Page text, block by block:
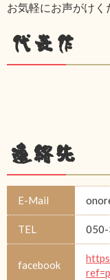
お気軽にお声がけく
代表作
連絡先
E-Mail
TEL
facebook